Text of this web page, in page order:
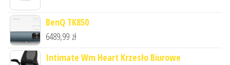
BenQ TK850
6489,99 zł
Intimate Wm Heart Krzesło Biurowe